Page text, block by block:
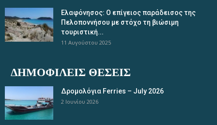
Ελαφόνησος: Ο επίγειος παράδεισος της
Πελοποννήσου με στόχο τη βιώσιμη
τουριστική...
11 Αυγούστου 2025
ΔΗΜΟΦΙΛΕΊΣ ΘΈΣΕΙΣ
Δρομολόγια Ferries – July 2026
2 Ιουνίου 2026